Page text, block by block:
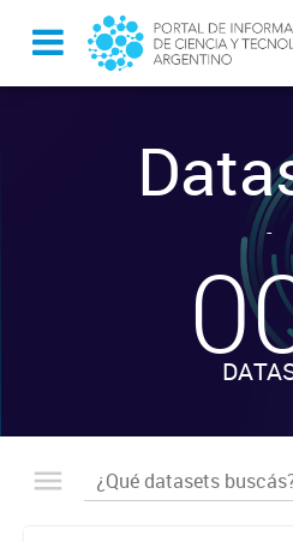
-